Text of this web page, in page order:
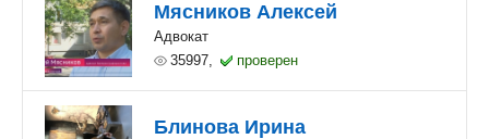
Мясников Алексей
Адвокат
35997,
проверен
Блинова Ирина